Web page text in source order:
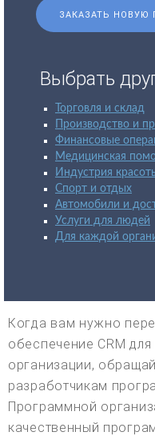
ЗАКАЗАТЬ НОВУЮ
Выбрать
Торговля и склад
Производство и
Финансовые
Медицинская
Индустрия
Спорт и отдых
Автомобили и
Услуги для людей
Для каждой
Когда вам нужно
обеспечение CRM
организации,
разработчикам
Программной
качественный